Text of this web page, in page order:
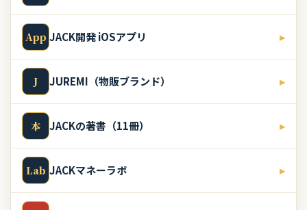
App JACK開発 iOSアプリ ▸
J JUREMI（物販ブランド） ▸
本 JACKの著書（11冊） ▸
Lab JACKマネーラボ ▸